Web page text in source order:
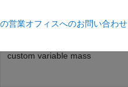
custom variable mass
営業オフィスへのお問い合わせ